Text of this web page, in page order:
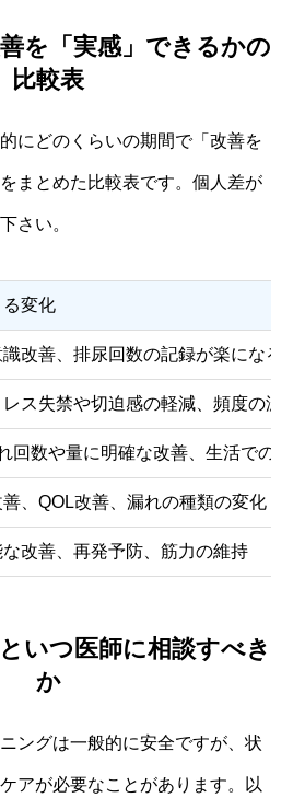
を「実感」できるかの
比較表
にどのくらいの期間で「改善を
まとめた比較表です。個人差が
さい。
変化
改善、排尿回数の記録が楽になる
ス失禁や切迫感の軽減、頻度の減
回数や量に明確な改善、生活での
、QOL改善、漏れの種類の変化
改善、再発予防、筋力の維持
いつ医師に相談すべき
か
ングは一般的に安全ですが、状
アが必要なことがあります。以